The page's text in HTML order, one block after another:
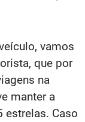
vamos
que por
na
manter a
estrelas. Caso